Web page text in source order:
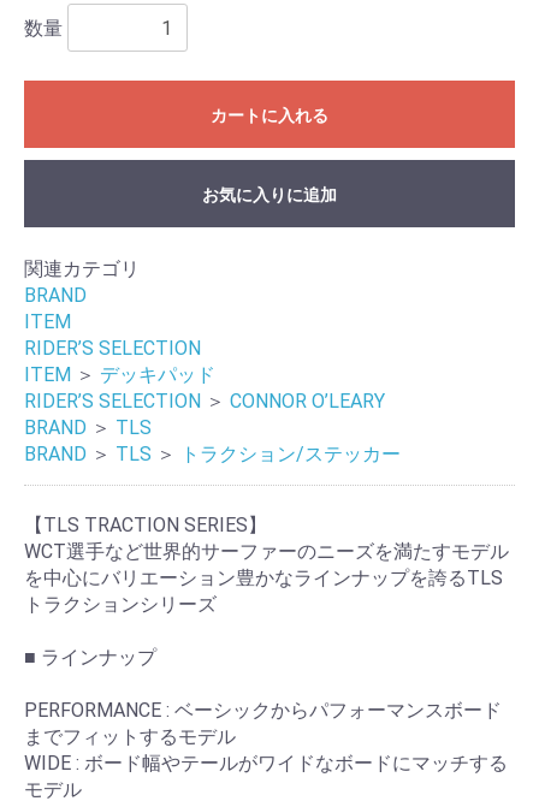
数量
カートに入れる
お買い物を続ける
お気に入りに追加
関連カテゴリ
BRAND
ITEM
RIDER’S SELECTION
ITEM ＞ デッキパッド
RIDER’S SELECTION ＞ CONNOR O’LEARY
BRAND ＞ TLS
BRAND ＞ TLS ＞ トラクション/ステッカー
【TLS TRACTION SERIES】
WCT選手など世界的サーファーのニーズを満たすモデル
を中心にバリエーション豊かなラインナップを誇るTLS
トラクションシリーズ
■ ラインナップ
PERFORMANCE : ベーシックからパフォーマンスボード
までフィットするモデル
WIDE : ボード幅やテールがワイドなボードにマッチする
モデル